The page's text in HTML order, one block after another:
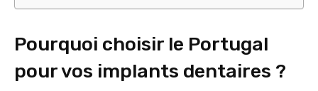
Pourquoi choisir le Portugal
pour vos implants dentaires ?